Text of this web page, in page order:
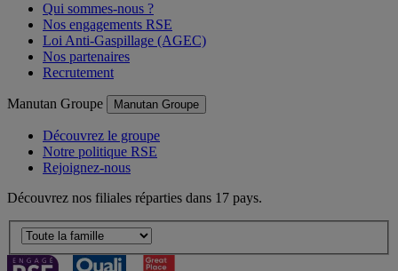
Qui sommes-nous ?
Nos engagements RSE
Loi Anti-Gaspillage (AGEC)
Nos partenaires
Recrutement
Manutan Groupe Manutan Groupe
Découvrez le groupe
Notre politique RSE
Rejoignez-nous
Découvrez nos filiales réparties dans 17 pays.